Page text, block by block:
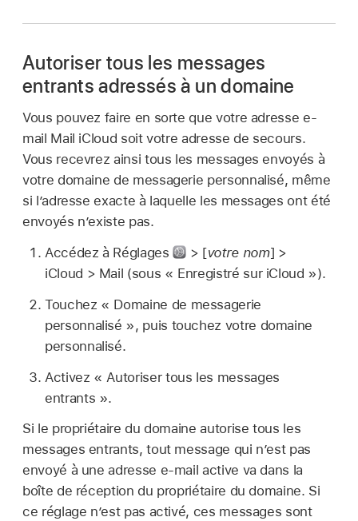
Autoriser tous les messages
entrants adressés à un domaine
Vous pouvez faire en sorte que votre adresse e-
mail Mail iCloud soit votre adresse de secours.
Vous recevrez ainsi tous les messages envoyés à
votre domaine de messagerie personnalisé, même
si l’adresse exacte à laquelle les messages ont été
envoyés n’existe pas.
Accédez à Réglages
> [votre nom] >
iCloud > Mail (sous « Enregistré sur iCloud »).
Touchez « Domaine de messagerie
personnalisé », puis touchez votre domaine
personnalisé.
Activez « Autoriser tous les messages
entrants ».
Si le propriétaire du domaine autorise tous les
messages entrants, tout message qui n’est pas
envoyé à une adresse e-mail active va dans la
boîte de réception du propriétaire du domaine. Si
ce réglage n’est pas activé, ces messages sont